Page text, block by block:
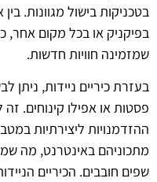
בטכניקות בישול מגוונות.
בפיקניק או בכל מקום אחר,
שמזמינה חוויות חדשות.
בעזרת כיריים ניידות, ניתן
פסטות או אפילו קינוחים.
ההזדמנויות ליצירתיות
מתכוניהם באינטרנט, מה
שפים חובבים. הכיריים